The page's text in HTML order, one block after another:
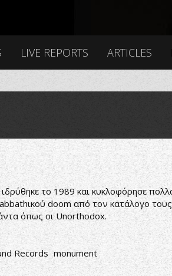
LIVE REPORTS ARTICLES
το 1989 και κυκλοφόρησε
doom από τον κατάλογο τους.
όπως οι Unorthodox.
Records monument